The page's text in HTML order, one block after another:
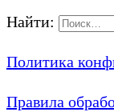
Найти:
Политика
Правила